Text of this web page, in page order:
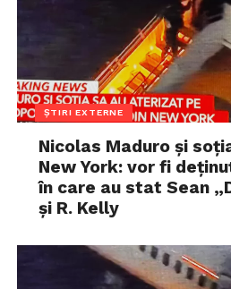
ȘTIRI EXTERNE
Nicolas Maduro și
New York: vor fi
în care au stat Sean
și R. Kelly